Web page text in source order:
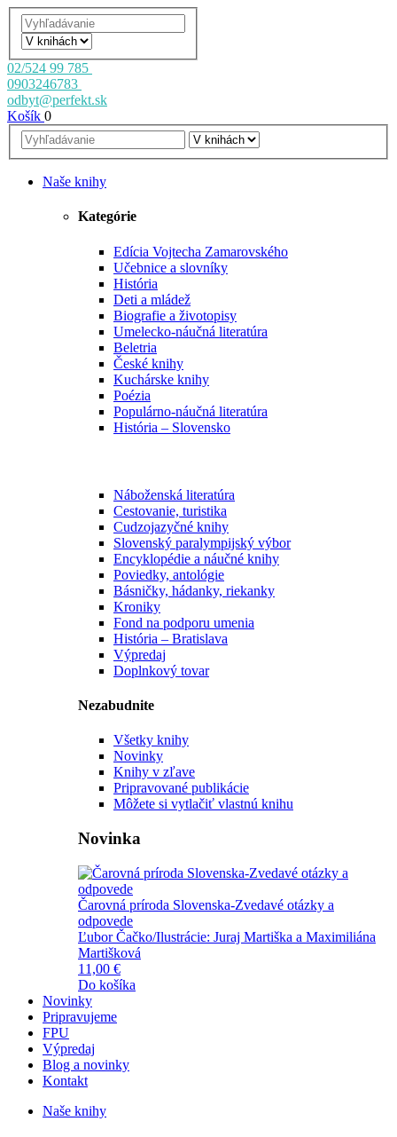
02/524 99 785
0903246783
odbyt@perfekt.sk
Košík 0
Naše knihy
Kategórie
Edícia Vojtecha Zamarovského
Učebnice a slovníky
História
Deti a mládež
Biografie a životopisy
Umelecko-náučná literatúra
Beletria
České knihy
Kuchárske knihy
Poézia
Populárno-náučná literatúra
História – Slovensko
Náboženská literatúra
Cestovanie, turistika
Cudzojazyčné knihy
Slovenský paralympijský výbor
Encyklopédie a náučné knihy
Poviedky, antológie
Básničky, hádanky, riekanky
Kroniky
Fond na podporu umenia
História – Bratislava
Výpredaj
Doplnkový tovar
Nezabudnite
Všetky knihy
Novinky
Knihy v zľave
Pripravované publikácie
Môžete si vytlačiť vlastnú knihu
Novinka
Čarovná príroda Slovenska-Zvedavé otázky a
odpovede
Ľubor Čačko/Ilustrácie: Juraj Martiška a Maximiliána
Martišková
11,00 €
Do košíka
Novinky
Pripravujeme
FPU
Výpredaj
Blog a novinky
Kontakt
Naše knihy